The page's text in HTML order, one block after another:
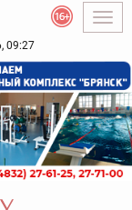
09:27